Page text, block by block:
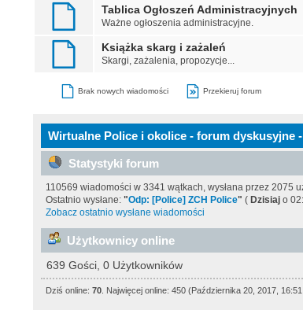
Tablica Ogłoszeń Administracyjnych
Ważne ogłoszenia administracyjne.
Książka skarg i zażaleń
Skargi, zażalenia, propozycje...
Brak nowych wiadomości Przekieruj forum
Wirtualne Police i okolice - forum dyskusyjne
Statystyki forum
110569 wiadomości w 3341 wątkach, wysłana przez 2075
Ostatnio wysłane:"Odp: [Police] ZCH Police" ( Dzisiaj o
Zobacz ostatnio wysłane wiadomości
Użytkownicy online
639 Gości, 0 Użytkowników
Dziś online: 70. Najwięcej online: 450 (Października 20, 2017,